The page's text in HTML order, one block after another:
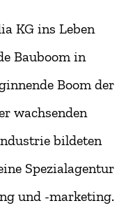
KG ins Leben
Bauboom in
Boom der
wachsenden
bildeten
Spezialagentur
und -marketing.